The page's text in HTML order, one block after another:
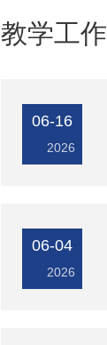
教学工作
06-16
2026
06-04
2026